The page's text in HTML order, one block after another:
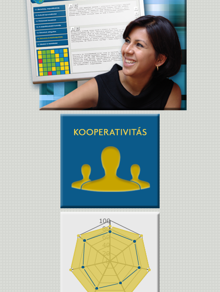
Pályaalkalmassági
villámértékelés
Idézd fel egy konkrét tanítási
órádat. Milyennek látod a tanórai
együttműködési kultúrát a fenti
komponensek tekintetében?
(demo)